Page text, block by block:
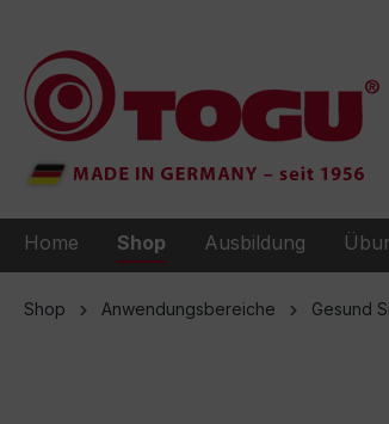
Home Shop Ausbildung
Shop Anwendungsbereiche Gesund